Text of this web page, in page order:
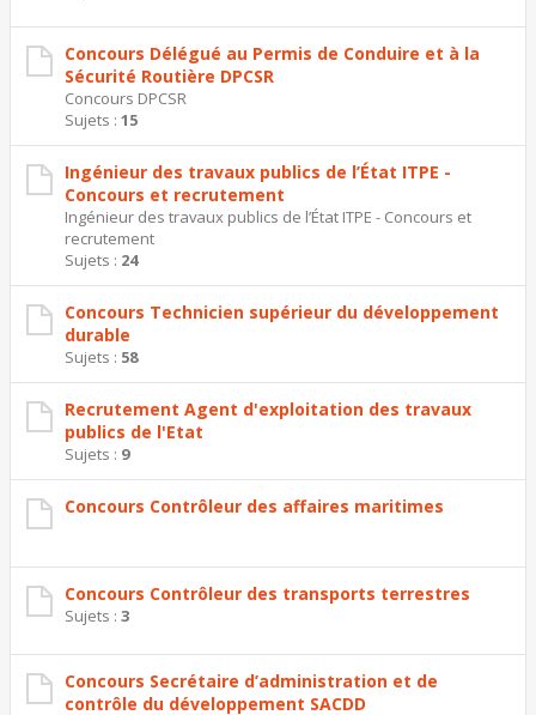
Concours Délégué au Permis de Conduire et à la
Sécurité Routière DPCSR
Concours DPCSR
Sujets : 15
Ingénieur des travaux publics de l’État ITPE -
Concours et recrutement
Ingénieur des travaux publics de l’État ITPE - Concours et
recrutement
Sujets : 24
Concours Technicien supérieur du développement
durable
Sujets : 58
Recrutement Agent d'exploitation des travaux
publics de l'Etat
Sujets : 9
Concours Contrôleur des affaires maritimes
Concours Contrôleur des transports terrestres
Sujets : 3
Concours Secrétaire d’administration et de
contrôle du développement SACDD